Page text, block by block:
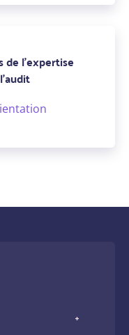
de l'expertise